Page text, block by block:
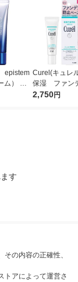
epistem
ム） ホ
ザー SP
Curel(キュレ
保湿 ファン
止ベース 30
2,750円
す
の内容の正確性、
トアによって運営さ